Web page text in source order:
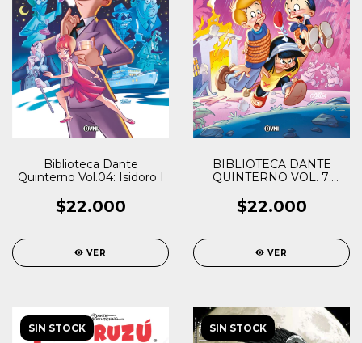
Biblioteca Dante
Quinterno Vol.04: Isidoro I
$22.000
VER
BIBLIOTECA DANTE
QUINTERNO VOL. 7:
$22.000
VER
SIN STOCK SIN STOCK